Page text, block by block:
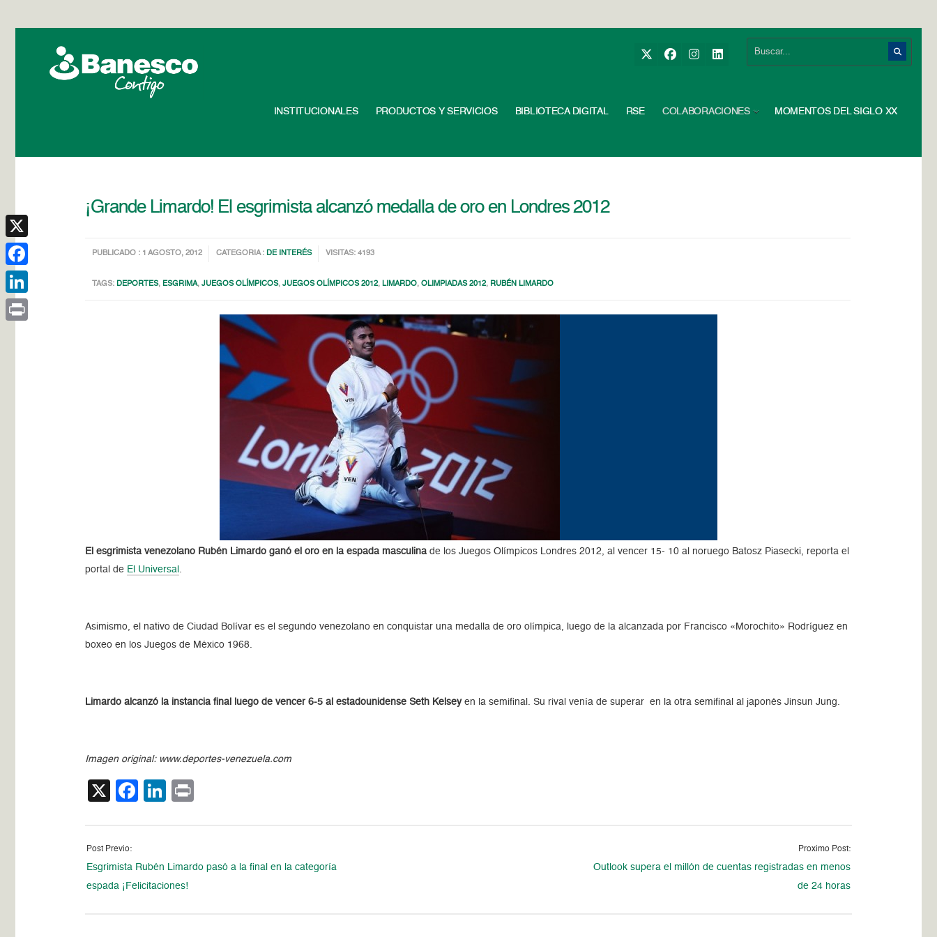
INSTITUCIONALES PRODUCTOS Y SERVICIOS BIBLIOTECA DIGITAL RSE COLABORACIONES MOMENTOS DEL SIGLO XX
¡Grande Limardo! El esgrimista alcanzó medalla de oro en Londres 2012
PUBLICADO : 1 AGOSTO, 2012 CATEGORIA : DE INTERÉS VISITAS: 4193
TAGS: DEPORTES, ESGRIMA,JUEGOS OLÍMPICOS,JUEGOS OLÍMPICOS 2012, LIMARDO,OLIMPIADAS 2012, RUBÉN LIMARDO
El esgrimista venezolano Rubén Limardo ganó el oro en la espada masculina de los Juegos Olímpicos Londres 2012, al vencer 15- 10 al noruego Batosz Piasecki, reporta el
portal de El Universal .
Asimismo, el nativo de Ciudad Bolívar es el segundo venezolano en conquistar una medalla de oro olímpica, luego de la alcanzada por Francisco «Morochito» Rodríguez en
boxeo en los Juegos de México 1968.
Limardo alcanzó la instancia final luego de vencer 6-5 al estadounidense Seth Kelseyen la semifinal. Su rival venía de superar en la otra semifinal al japonés Jinsun Jung.
Imagen original: www.deportes-venezuela.com
X Facebook
LinkedIn
Post Previo:
Esgrimista Rubén Limardo pasó a la final en la categoría
espada ¡Felicitaciones!
Proximo Post:
Outlook supera el millón de cuentas registradas en menos
de 24 horas
X
Facebook
LinkedIn